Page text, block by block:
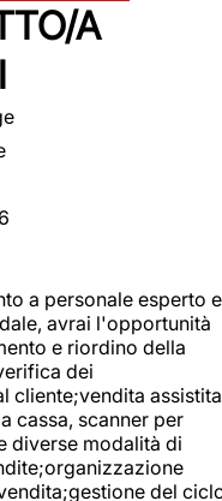
A
a personale esperto e
avrai l'opportunità
e riordino della
dei
cliente;vendita assistita
cassa, scanner per
diverse modalità di
del